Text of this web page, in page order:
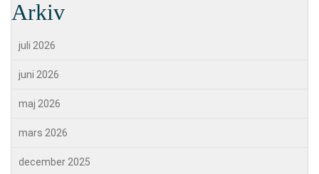
Arkiv
juli 2026
juni 2026
maj 2026
mars 2026
december 2025